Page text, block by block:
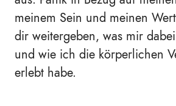
meinem Sein und meinen
dir weitergeben, was mir
und wie ich die körperlichen
erlebt habe.